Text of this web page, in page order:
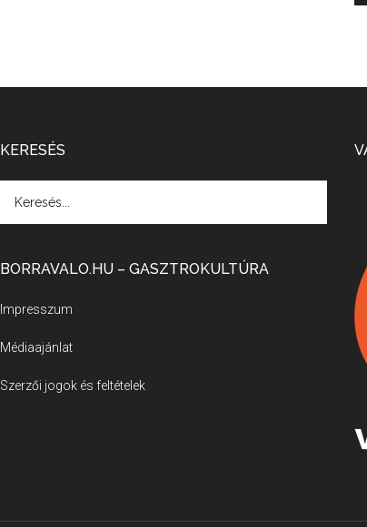
KERESÉS
BORRAVALO.HU – GASZTROKULTÚRA
Impresszum
Médiaajánlat
Szerzői jogok és feltételek